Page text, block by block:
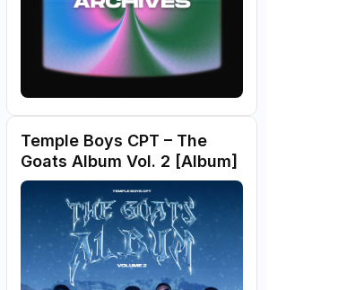
Temple Boys CPT – The
Goats Album Vol. 2 [Album]